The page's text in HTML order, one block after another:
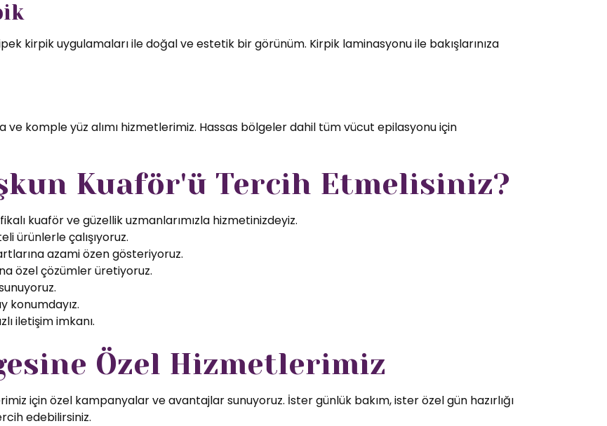
kirpik uygulamaları ile doğal ve estetik bir görünüm. Kirpik laminasyonu ile bakışlarınıza
ve komple yüz alımı hizmetlerimiz. Hassas bölgeler dahil tüm vücut epilasyonu için
Kuaför'ü Tercih Etmelisiniz?
kuaför ve güzellik uzmanlarımızla hizmetinizdeyiz.
ürünlerle çalışıyoruz.
azami özen gösteriyoruz.
özel çözümler üretiyoruz.
konumdayız.
iletişim imkanı.
Özel Hizmetlerimiz
için özel kampanyalar ve avantajlar sunuyoruz. İster günlük bakım, ister özel gün hazırlığı
edebilirsiniz.